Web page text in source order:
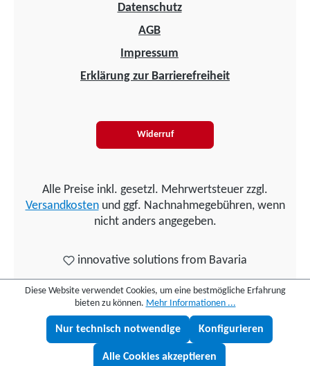
Datenschutz
AGB
Impressum
Erklärung zur Barrierefreiheit
Widerruf
Alle Preise inkl. gesetzl. Mehrwertsteuer zzgl.
Versandkostenund ggf. Nachnahmegebühren, wenn
nicht anders angegeben.
innovative solutions from Bavaria
Diese Website verwendet Cookies, um eine bestmögliche Erfahrung
bieten zu können. Mehr Informationen ...
Nur technisch notwendige Konfigurieren
Alle Cookies akzeptieren
Lukas fragen